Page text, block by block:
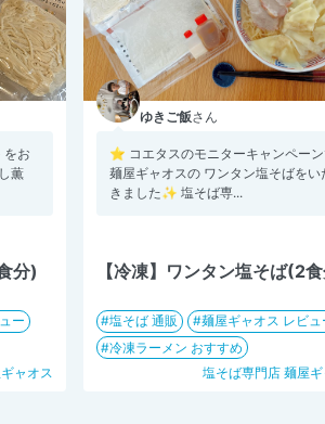
お
薫
分)
ー
ャオス
ゆきご飯さん
⭐︎ コエタスのモニターキャンペー
麺屋ギャオスの ワンタン塩そばをい
きました✨ 塩そば専...
【冷凍】ワンタン塩そば(2
塩そば 通販
麺屋ギャオス レビュ
冷凍ラーメン おすすめ
塩そば専門店 麺屋